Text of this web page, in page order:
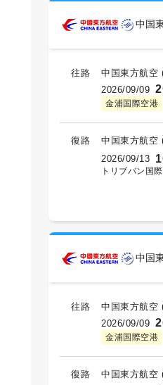
中国
往路 中国東方航空
2026/09/09
金浦国際空港
復路 中国東方航空
2026/09/13
トリブバン国
中国
往路 中国東方航空
2026/09/09
金浦国際空港
復路 中国東方航空